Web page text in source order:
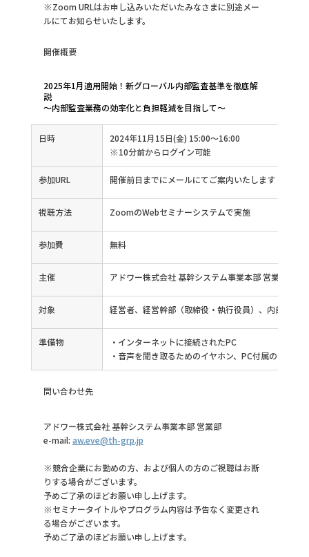
※Zoom URLはお申し込みいただいたみなさまに別途メー
ルにてお知らせいたします。
開催概要
2025年1月適用開始！新グローバル内部監査基準を徹底解
説
～内部監査業務の効率化と負担軽減を目指して～
日時
2024年11月15日(金) 15:00～16:00
※10分前からログイン可能
参加URL 開催前日までにメールにてご案内いたします
視聴方法 ZoomのWebセミナーシステムで実施
参加費 無料
主催 アドワー株式会社 基幹システム事業本部 営業部
対象 経営者、経営幹部（取締役・執行役員）、内部監査
準備物
・インターネットに接続されたPC
・音声を聞き取るためのイヤホン、PC付属のスピー
問い合わせ先
アドワー株式会社 基幹システム事業本部 営業部
e-mail: aw.eve@th-grp.jp
※競合企業にお勤めの方、および個人の方のご視聴はお断
りする場合がございます。
予めご了承のほどお願い申し上げます。
※セミナータイトルやプログラム内容は予告なく変更され
る場合がございます。
予めご了承のほどお願い申し上げます。